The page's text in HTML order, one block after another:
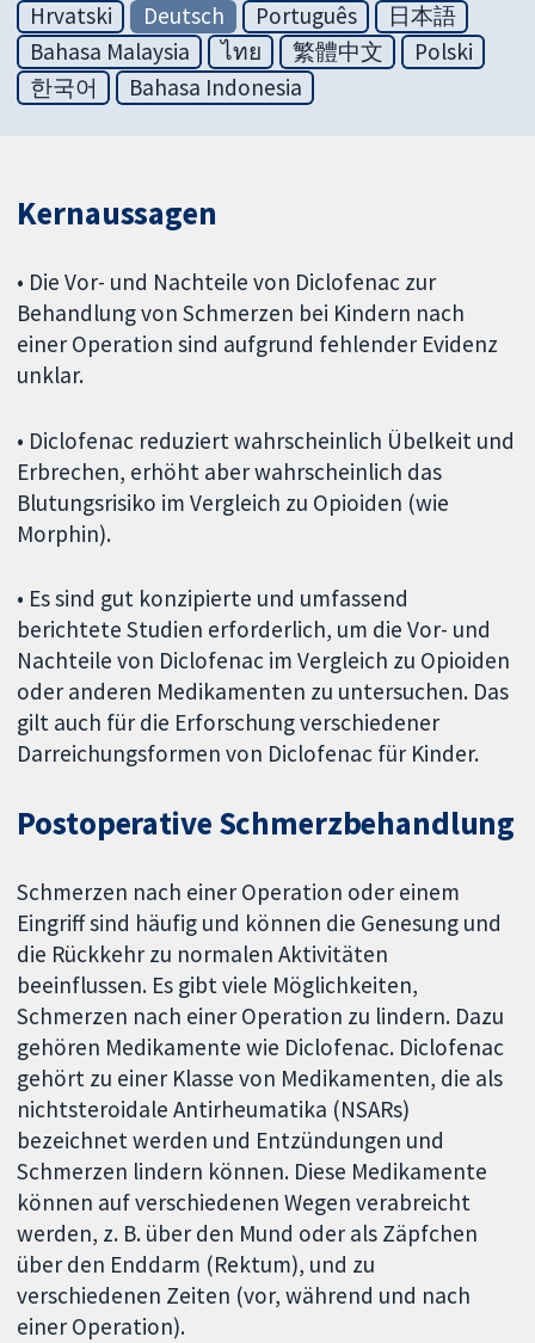
Hrvatski
Deutsch Português
日本語
Bahasa Malaysia
ไทย 繁體中文
Polski
한국어
Bahasa Indonesia
Kernaussagen
• Die Vor- und Nachteile von Diclofenac zur
Behandlung von Schmerzen bei Kindern nach
einer Operation sind aufgrund fehlender Evidenz
unklar.
• Diclofenac reduziert wahrscheinlich Übelkeit und
Erbrechen, erhöht aber wahrscheinlich das
Blutungsrisiko im Vergleich zu Opioiden (wie
Morphin).
• Es sind gut konzipierte und umfassend
berichtete Studien erforderlich, um die Vor- und
Nachteile von Diclofenac im Vergleich zu Opioiden
oder anderen Medikamenten zu untersuchen. Das
gilt auch für die Erforschung verschiedener
Darreichungsformen von Diclofenac für Kinder.
Postoperative Schmerzbehandlung
Schmerzen nach einer Operation oder einem
Eingriff sind häufig und können die Genesung und
die Rückkehr zu normalen Aktivitäten
beeinflussen. Es gibt viele Möglichkeiten,
Schmerzen nach einer Operation zu lindern. Dazu
gehören Medikamente wie Diclofenac. Diclofenac
gehört zu einer Klasse von Medikamenten, die als
nichtsteroidale Antirheumatika (NSARs)
bezeichnet werden und Entzündungen und
Schmerzen lindern können. Diese Medikamente
können auf verschiedenen Wegen verabreicht
werden, z. B. über den Mund oder als Zäpfchen
über den Enddarm (Rektum), und zu
verschiedenen Zeiten (vor, während und nach
einer Operation).